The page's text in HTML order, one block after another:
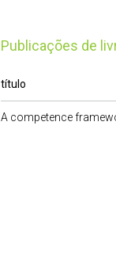
publicações de
título
A competence